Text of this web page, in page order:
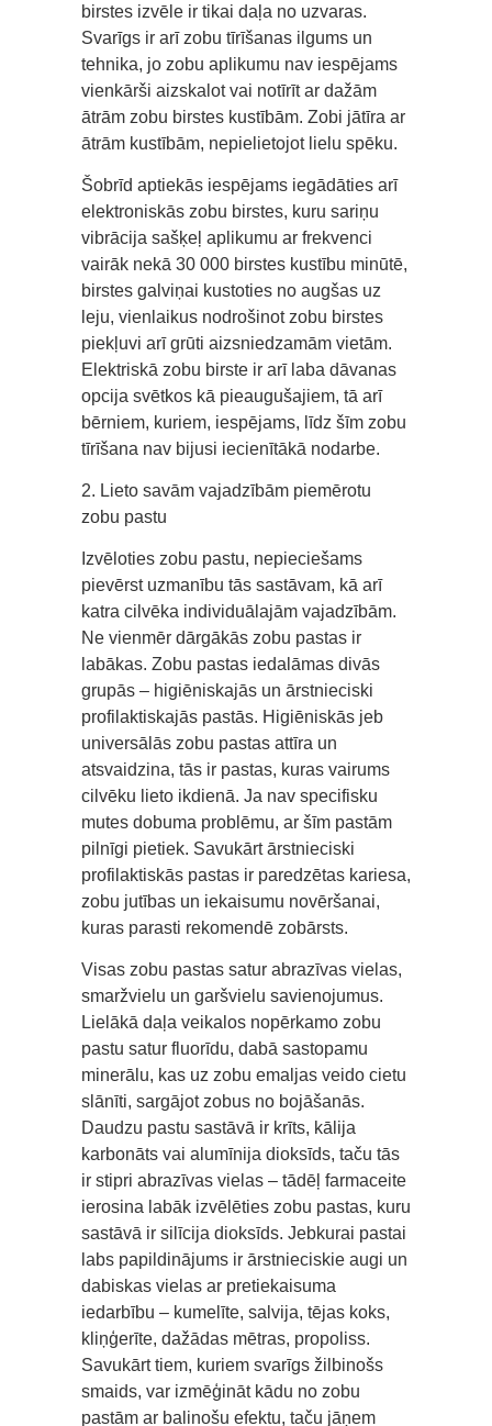
birstes izvēle ir tikai daļa no uzvaras.
Svarīgs ir arī zobu tīrīšanas ilgums un
tehnika, jo zobu aplikumu nav iespējams
vienkārši aizskalot vai notīrīt ar dažām
ātrām zobu birstes kustībām. Zobi jātīra ar
ātrām kustībām, nepielietojot lielu spēku.
Šobrīd aptiekās iespējams iegādāties arī
elektroniskās zobu birstes, kuru sariņu
vibrācija sašķeļ aplikumu ar frekvenci
vairāk nekā 30 000 birstes kustību minūtē,
birstes galviņai kustoties no augšas uz
leju, vienlaikus nodrošinot zobu birstes
piekļuvi arī grūti aizsniedzamām vietām.
Elektriskā zobu birste ir arī laba dāvanas
opcija svētkos kā pieaugušajiem, tā arī
bērniem, kuriem, iespējams, līdz šīm zobu
tīrīšana nav bijusi iecienītākā nodarbe.
2. Lieto savām vajadzībām piemērotu
zobu pastu
Izvēloties zobu pastu, nepieciešams
pievērst uzmanību tās sastāvam, kā arī
katra cilvēka individuālajām vajadzībām.
Ne vienmēr dārgākās zobu pastas ir
labākas. Zobu pastas iedalāmas divās
grupās – higiēniskajās un ārstnieciski
profilaktiskajās pastās. Higiēniskās jeb
universālās zobu pastas attīra un
atsvaidzina, tās ir pastas, kuras vairums
cilvēku lieto ikdienā. Ja nav specifisku
mutes dobuma problēmu, ar šīm pastām
pilnīgi pietiek. Savukārt ārstnieciski
profilaktiskās pastas ir paredzētas kariesa,
zobu jutības un iekaisumu novēršanai,
kuras parasti rekomendē zobārsts.
Visas zobu pastas satur abrazīvas vielas,
smaržvielu un garšvielu savienojumus.
Lielākā daļa veikalos nopērkamo zobu
pastu satur fluorīdu, dabā sastopamu
minerālu, kas uz zobu emaljas veido cietu
slānīti, sargājot zobus no bojāšanās.
Daudzu pastu sastāvā ir krīts, kālija
karbonāts vai alumīnija dioksīds, taču tās
ir stipri abrazīvas vielas – tādēļ farmaceite
ierosina labāk izvēlēties zobu pastas, kuru
sastāvā ir silīcija dioksīds. Jebkurai pastai
labs papildinājums ir ārstnieciskie augi un
dabiskas vielas ar pretiekaisuma
iedarbību – kumelīte, salvija, tējas koks,
kliņģerīte, dažādas mētras, propoliss.
Savukārt tiem, kuriem svarīgs žilbinošs
smaids, var izmēģināt kādu no zobu
pastām ar balinošu efektu, taču jāņem